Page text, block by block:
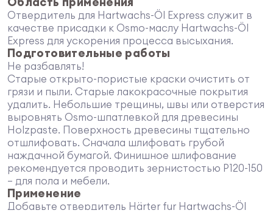
Отвердитель для Hartwachs-Öl Express служит в
качестве присадки к Osmo-маслу Hartwachs-Öl
Express для ускорения процесса высыхания.
Подготовительные работы
Не разбавлять!
Старые открыто-пористые краски очистить от
грязи и пыли. Старые лакокрасочные покрытия
удалить. Небольшие трещины, швы или отверстия
выровнять Osmo-шпатлевкой для древесины
Holzpaste. Поверхность древесины тщательно
отшлифовать. Сначала шлифовать грубой
наждачной бумагой. Финишное шлифование
рекомендуется проводить зернистостью P120-150
– для пола и мебели.
Применение
Добавьте отвердитель Härter fur Hartwachs-Öl